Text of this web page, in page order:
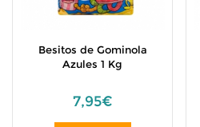
Besitos de Gominola
Azules 1 Kg
7,95€